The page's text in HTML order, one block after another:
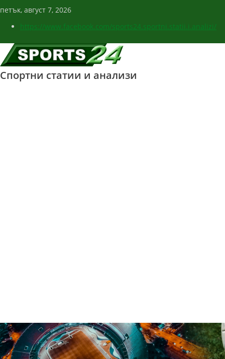
петък, август 7, 2026
https://www.facebook.com/sports24.sportni.statii.i.analizi/
Спортни статии и анализи